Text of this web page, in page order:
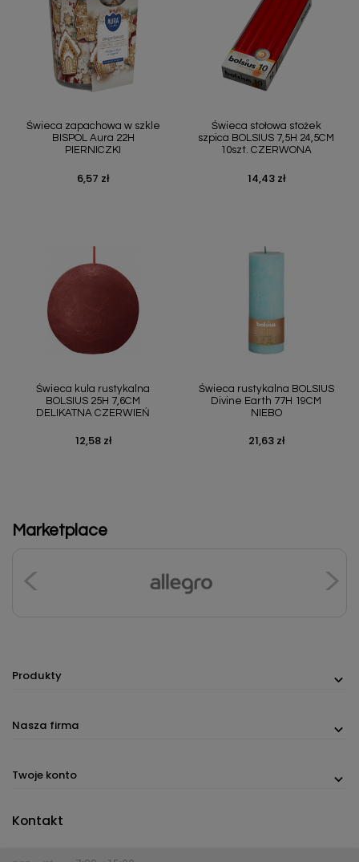
Świeca zapachowa w szkle
BISPOL Aura 22H
PIERNICZKI
Cena
6,57 zł
Świeca stołowa stożek
szpica BOLSIUS 7,5H 24,5CM
10szt. CZERWONA
Cena
14,43 zł
Świeca kula rustykalna
BOLSIUS 25H 7,6CM
DELIKATNA CZERWIEŃ
Cena
12,58 zł
Świeca rustykalna BOLSIUS
Divine Earth 77H 19CM
NIEBO
Cena
21,63 zł
Marketplace
Produkty
Nasza firma
Twoje konto
Kontakt